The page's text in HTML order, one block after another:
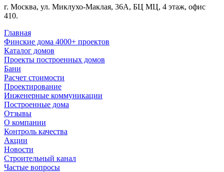
г. Москва, ул. Миклухо-Маклая, 36А, БЦ МЦ, 4 этаж, офис
410.
Главная
Финские дома 4000+ проектов
Каталог домов
Проекты построенных домов
Бани
Расчет стоимости
Проектирование
Инженерные коммуникации
Построенные дома
Отзывы
О компании
Контроль качества
Акции
Новости
Строительный канал
Частые вопросы